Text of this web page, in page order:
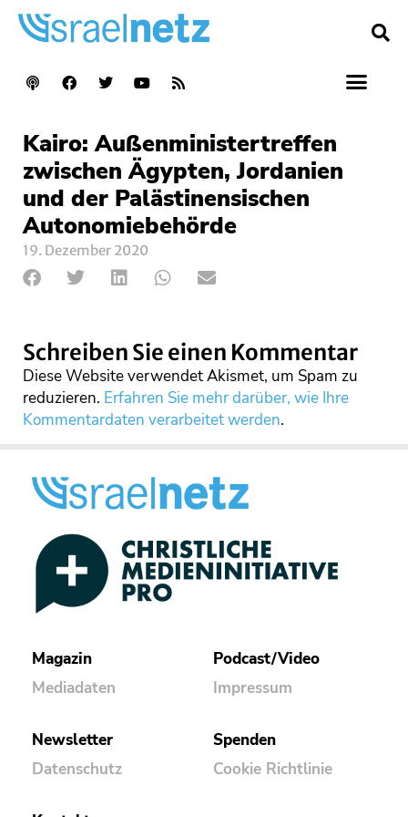
Kairo: Außenministertreffen
zwischen Ägypten, Jordanien
und der Palästinensischen
Autonomiebehörde
19. Dezember 2020
Schreiben Sie einen Kommentar
Diese Website verwendet Akismet, um Spam zu
reduzieren. Erfahren Sie mehr darüber, wie Ihre
Kommentardaten verarbeitet werden.
Magazin
Mediadaten
Podcast/Video
Impressum
Newsletter
Datenschutz
Spenden
Cookie Richtlinie